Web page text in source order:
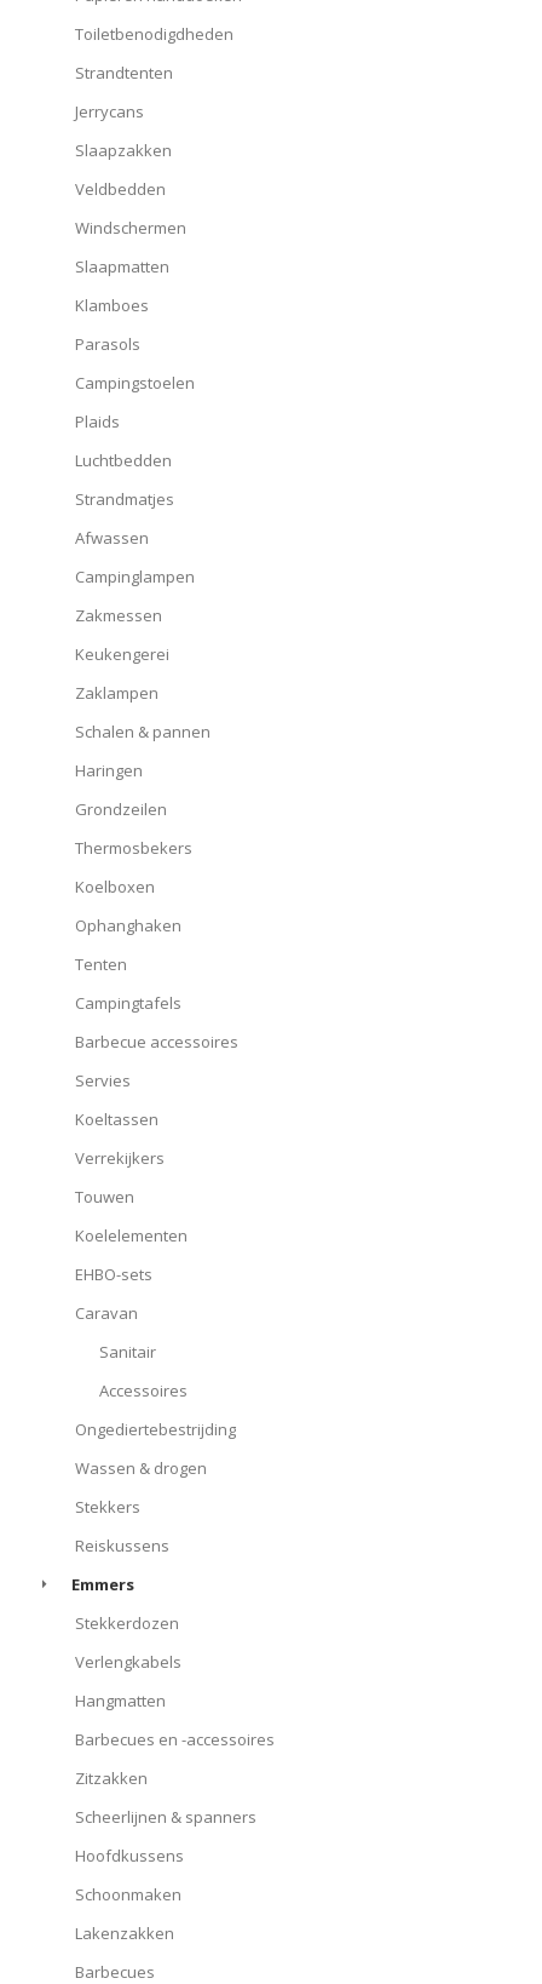
Toiletbenodigdheden
Strandtenten
Jerrycans
Slaapzakken
Veldbedden
Windschermen
Slaapmatten
Klamboes
Parasols
Campingstoelen
Plaids
Luchtbedden
Strandmatjes
Afwassen
Campinglampen
Zakmessen
Keukengerei
Zaklampen
Schalen & pannen
Haringen
Grondzeilen
Thermosbekers
Koelboxen
Ophanghaken
Tenten
Campingtafels
Barbecue accessoires
Servies
Koeltassen
Verrekijkers
Touwen
Koelelementen
EHBO-sets
Caravan
Sanitair
Accessoires
Ongediertebestrijding
Wassen & drogen
Stekkers
Reiskussens
Emmers
Stekkerdozen
Verlengkabels
Hangmatten
Barbecues en -accessoires
Zitzakken
Scheerlijnen & spanners
Hoofdkussens
Schoonmaken
Lakenzakken
Barbecues